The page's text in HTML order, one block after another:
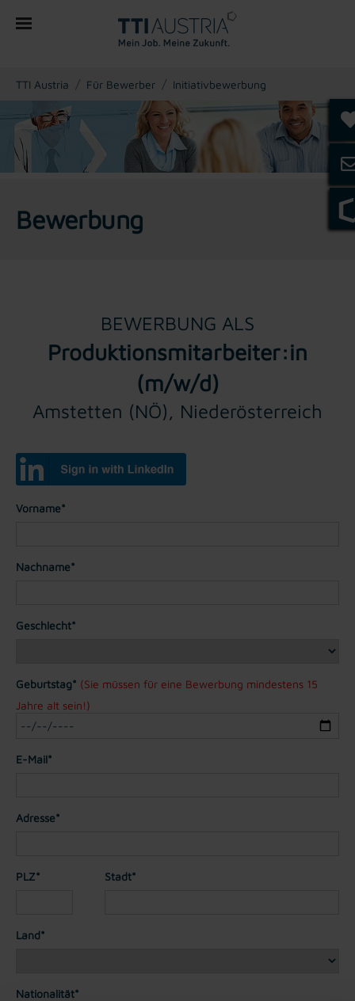
You are here:
TTI Austria Für Bewerber Initiativbewerbung
Bewerbung
BEWERBUNG ALS
Produktionsmitarbeiter:in
(m/w/d)
Amstetten (NÖ), Niederösterreich
Vorname*
Nachname*
Geschlecht*
Geburtstag* (Sie müssen für eine Bewerbung mindestens 15
Jahre alt sein!)
E-Mail*
Adresse*
PLZ* Stadt*
Land*
Nationalität*